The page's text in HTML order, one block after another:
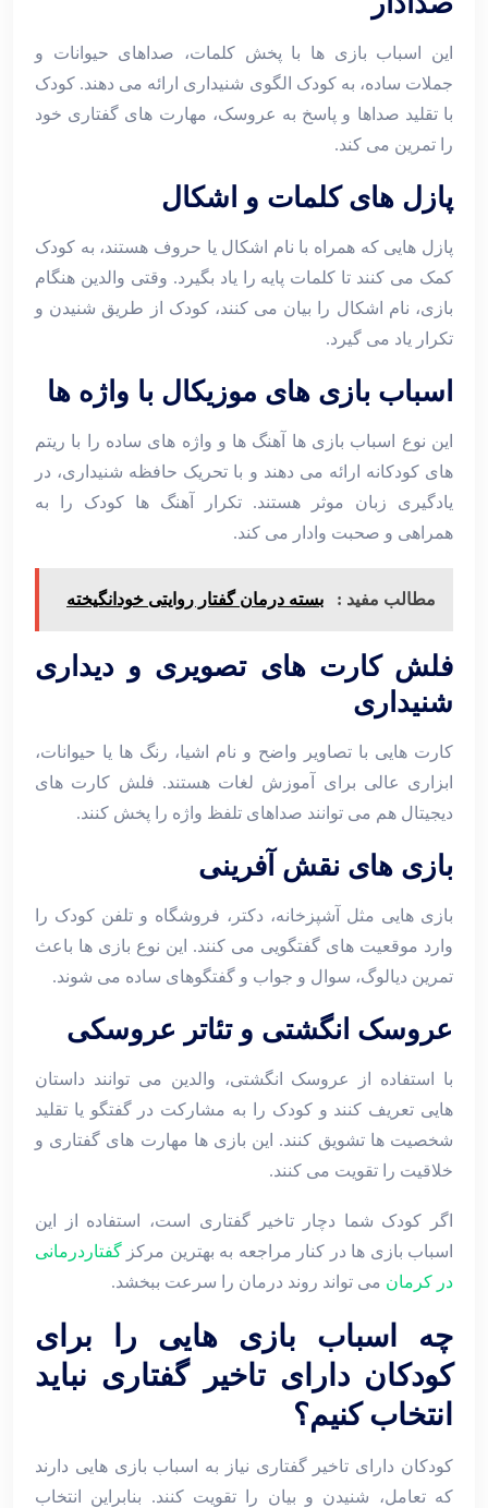
این اسباب ‌بازی‌ ها با پخش کلمات، صداهای حیوانات و
جملات ساده، به کودک الگوی شنیداری ارائه می ‌دهند. کودک
با تقلید صداها و پاسخ به عروسک، مهارت ‌های گفتاری خود
را تمرین می ‌کند.
پازل ‌های کلمات و اشکال
پازل ‌هایی که همراه با نام اشکال یا حروف هستند، به کودک
کمک می ‌کنند تا کلمات پایه را یاد بگیرد. وقتی والدین هنگام
بازی، نام اشکال را بیان می‌ کنند، کودک از طریق شنیدن و
تکرار یاد می ‌گیرد.
اسباب‌ بازی‌ های موزیکال با واژه‌ ها
این نوع اسباب ‌بازی‌ ها آهنگ‌ ها و واژه ‌های ساده را با ریتم
‌های کودکانه ارائه می ‌دهند و با تحریک حافظه شنیداری، در
یادگیری زبان موثر هستند. تکرار آهنگ ‌ها کودک را به
همراهی و صحبت وادار می ‌کند.
مطالب مفید : بسته درمان گفتار روایتی خودانگیخته
فلش ‌کارت ‌های تصویری و دیداری
شنیداری
کارت ‌هایی با تصاویر واضح و نام اشیا، رنگ ‌ها یا حیوانات،
ابزاری عالی برای آموزش لغات هستند. فلش‌ کارت ‌های
دیجیتال هم می ‌توانند صداهای تلفظ واژه را پخش کنند.
بازی ‌های نقش ‌آفرینی
بازی‌ هایی مثل آشپزخانه، دکتر، فروشگاه و تلفن کودک را
وارد موقعیت‌ های گفتگویی می ‌کنند. این نوع بازی‌ ها باعث
تمرین دیالوگ، سوال و جواب و گفتگوهای ساده می ‌شوند.
عروسک انگشتی و تئاتر عروسکی
با استفاده از عروسک انگشتی، والدین می ‌توانند داستان‌
هایی تعریف کنند و کودک را به مشارکت در گفتگو یا تقلید
شخصیت ‌ها تشویق کنند. این بازی ‌ها مهارت‌ های گفتاری و
خلاقیت را تقویت می‌ کنند.
اگر کودک شما دچار تاخیر گفتاری است، استفاده از این
اسباب ‌بازی‌ ها در کنار مراجعه به بهترین مرکز گفتاردرمانی
در کرمان می ‌تواند روند درمان را سرعت ببخشد.
چه اسباب ‌بازی ‌هایی را برای
کودکان دارای تاخیر گفتاری نباید
انتخاب کنیم؟
کودکان دارای تاخیر گفتاری نیاز به اسباب ‌بازی‌ هایی دارند
که تعامل، شنیدن و بیان را تقویت کنند. بنابراین انتخاب